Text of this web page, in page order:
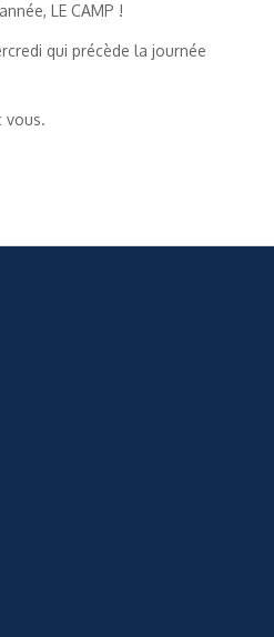
LE CAMP !
qui précède la journée
vous.